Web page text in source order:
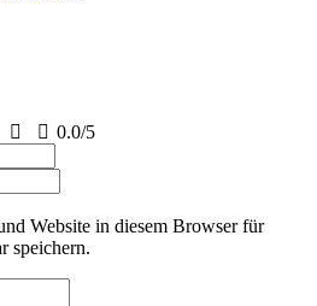
0.0/5
Website in diesem Browser für
speichern.